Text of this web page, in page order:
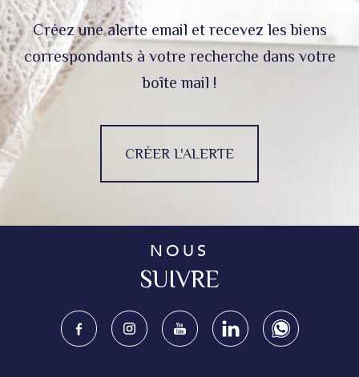
Créez une alerte email et recevez les biens
correspondants à votre recherche dans votre
boîte mail !
CRÉER L'ALERTE
NOUS
SUIVRE